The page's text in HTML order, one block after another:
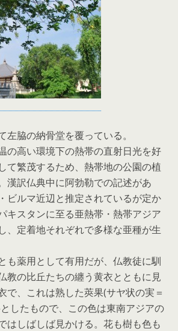
左脇の納骨堂を覆っている。
の高い環境下の熱帯の直射日光を好
て繁茂するため、熱帯地の公園の植
漢訳仏典中に阿勃勒での記述があ
ビルマ近辺と推定されているが定か
キスタンに至る亜熱帯・熱帯アジア
、定着地それぞれで多様な亜種が生
も薬用として有用だが、仏教徒に馴
教の比丘たちの纏う黄衣とともに見
で、これは熟した莢果(サヤ状の実＝
したもので、この色は東南アジアの
はしばしば見かける。花も樹も色も